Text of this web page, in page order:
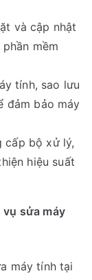
và cập nhật
mềm
tính, sao lưu
đảm bảo máy
cấp bộ xử lý,
hiệu suất
sửa máy
máy tính tại